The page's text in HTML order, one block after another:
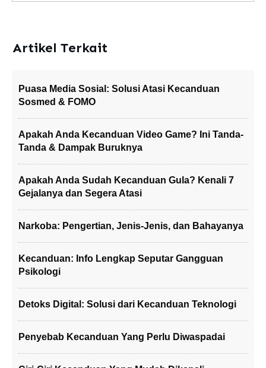
Artikel Terkait
Puasa Media Sosial: Solusi Atasi Kecanduan
Sosmed & FOMO
Apakah Anda Kecanduan Video Game? Ini Tanda-
Tanda & Dampak Buruknya
Apakah Anda Sudah Kecanduan Gula? Kenali 7
Gejalanya dan Segera Atasi
Narkoba: Pengertian, Jenis-Jenis, dan Bahayanya
Kecanduan: Info Lengkap Seputar Gangguan
Psikologi
Detoks Digital: Solusi dari Kecanduan Teknologi
Penyebab Kecanduan Yang Perlu Diwaspadai